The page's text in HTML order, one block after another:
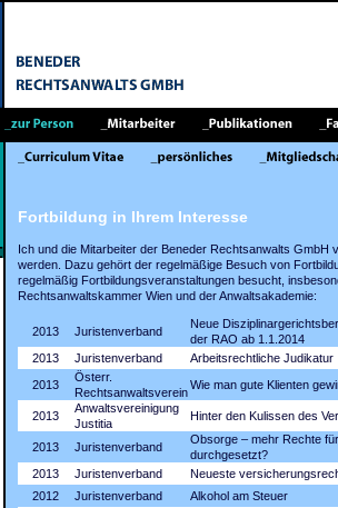
Fortbildung in Ihrem Interesse
Ich und die Mitarbeiter der Beneder Rechtsanwalts GmbH
werden. Dazu gehört der regelmäßige Besuch von
regelmäßig Fortbildungsveranstaltungen besucht,
Rechtsanwaltskammer Wien und der Anwaltsakademie:
2013 Juristenverband
Neue
der RAO ab 1.1.2014
2013
Juristenverband
Arbeitsrechtliche Judikatur
2013
Österr.
Rechtsanwaltsverein
Wie man gute Klienten
2013
Anwaltsvereinigung
Justitia
Hinter den Kulissen des
2013 Juristenverband
Obsorge – mehr Rechte
durchgesetzt?
2013
Juristenverband
Neueste
2012
Juristenverband
Alkohol am Steuer